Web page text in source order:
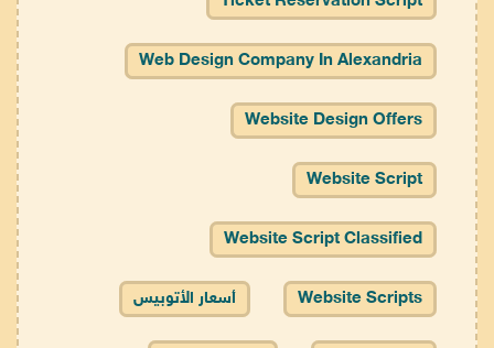
Web Design Company In Alexandria
Website Design Offers
Website Script
Website Script Classified
Website Scripts أسعار الأتوبيس